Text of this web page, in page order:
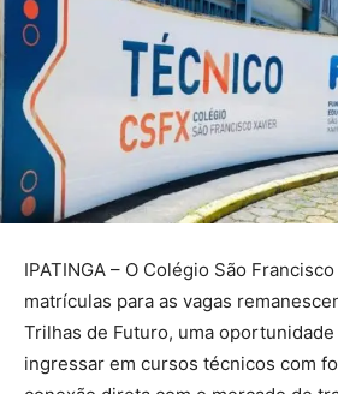
IPATINGA – O Colégio São
matrículas para as vagas
Trilhas de Futuro, uma
ingressar em cursos técnicos com